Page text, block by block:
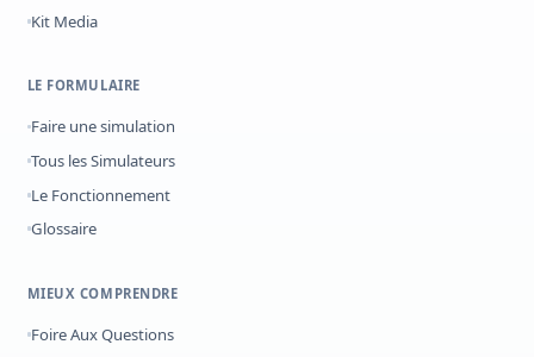
Kit Media
LE FORMULAIRE
Faire une simulation
Tous les Simulateurs
Le Fonctionnement
Glossaire
MIEUX COMPRENDRE
Foire Aux Questions